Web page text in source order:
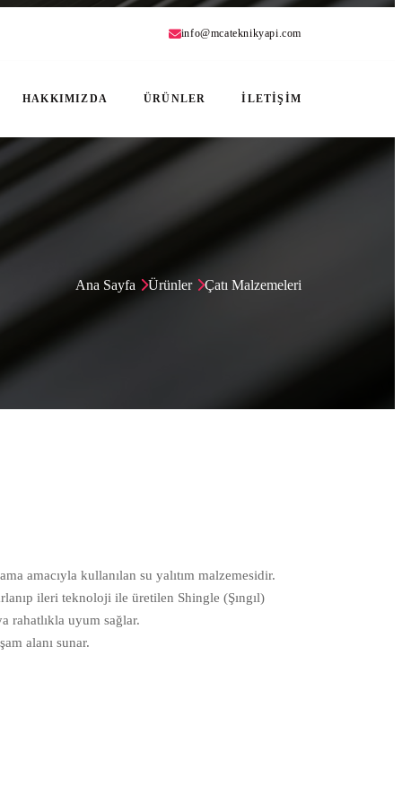
info@mcateknikyapi.com
HAKKIMIZDA ÜRÜNLER İLETİŞİM
Ana Sayfa Ürünler Çatı Malzemeleri
amacıyla kullanılan su yalıtım malzemesidir.
ileri teknoloji ile üretilen Shingle (Şıngıl)
rahatlıkla uyum sağlar.
alanı sunar.